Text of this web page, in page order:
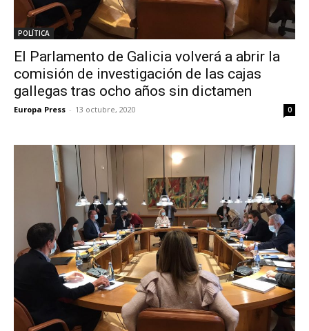
POLÍTICA
El Parlamento de Galicia volverá a abrir la
comisión de investigación de las cajas
gallegas tras ocho años sin dictamen
Europa Press - 13 octubre, 2020 0